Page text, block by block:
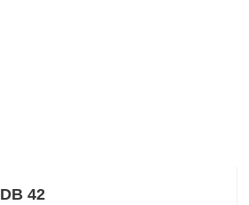
DB 42